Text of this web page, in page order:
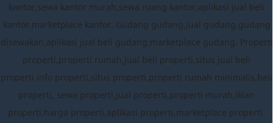
kantor,sewa kantor murah,sewa ruang kantor,aplikasi jual beli
kantor,marketplace kantor. Gudang gudang,jual gudang,gudang
disewakan,aplikasi jual beli gudang,marketplace gudang. Properti
properti,properti rumah,jual beli properti,situs jual beli
properti,info properti,situs properti,properti rumah minimalis,beli
properti, sewa properti,jual properti,properti murah,iklan
properti,harga properti,aplikasi properti,marketplace properti.